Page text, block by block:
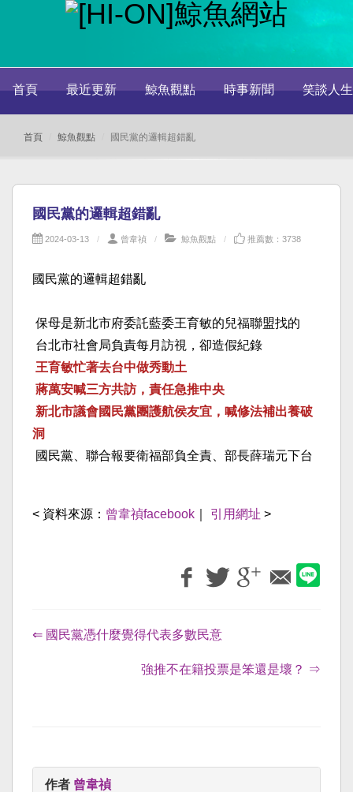
首頁 最近更新 鯨魚觀點 時事新聞 笑談人生
首頁 鯨魚觀點 國民黨的邏輯超錯亂
國民黨的邏輯超錯亂
2024-03-13 曾韋禎 鯨魚觀點 推薦數：3738
國民黨的邏輯超錯亂
保母是新北市府委託藍委王育敏的兒福聯盟找的
台北市社會局負責每月訪視，卻造假紀錄
王育敏忙著去台中做秀動土
蔣萬安喊三方共訪，責任急推中央
新北市議會國民黨團護航侯友宜，喊修法補出養破
洞
國民黨、聯合報要衛福部負全責、部長薛瑞元下台
< 資料來源： 曾韋禎facebook 引用網址 >
⇐ 國民黨憑什麼覺得代表多數民意
強推不在籍投票是笨還是壞？ ⇒
作者 曾韋禎